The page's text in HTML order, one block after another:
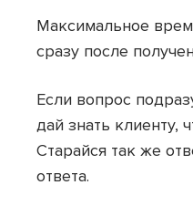
Максимальное
сразу после
Если вопрос
дай знать клиенту,
Старайся так же
ответа.